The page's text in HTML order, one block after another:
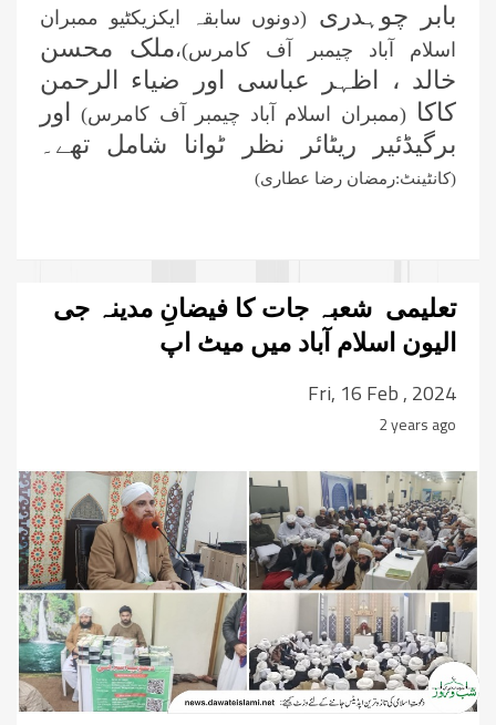
بابر چوہدری (دونوں سابقہ ایکزیکٹیو ممبران
اسلام آباد چیمبر آف کامرس)،ملک محسن
خالد ، اظہر عباسی اور ضیاء الرحمن
کاکا(ممبران اسلام آباد چیمبر آف کامرس)اور
برگیڈئیر ریٹائر نظر ٹوانا شامل تھے۔
(کانٹینٹ:رمضان رضا عطاری)
تعلیمی شعبہ جات کا فیضانِ مدینہ جی
الیون اسلام آباد میں میٹ اپ
Fri, 16 Feb , 2024
2 years ago